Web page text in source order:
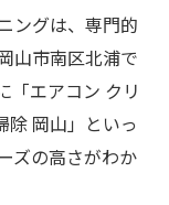
ング依頼ポ
内容比較表
潔に保つ方
ングは、専門的
山市南区北浦で
「エアコン クリ
除 岡山」といっ
ズの高さがわか